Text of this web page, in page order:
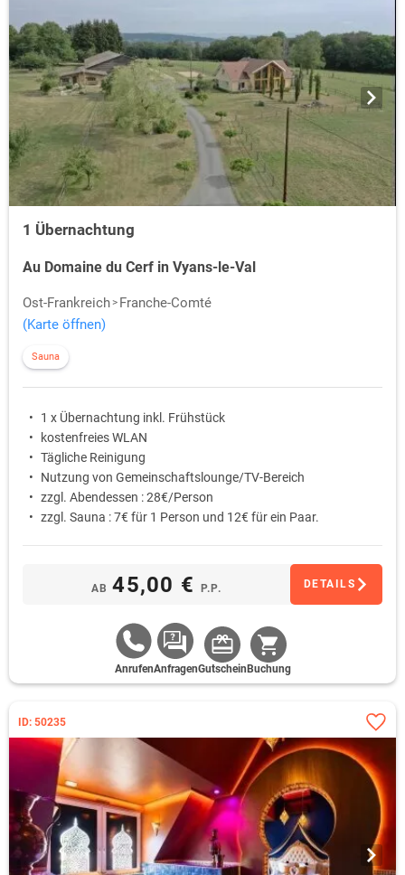
1 Übernachtung
Au Domaine du Cerf in Vyans-le-Val
Ost-Frankreich
Franche-Comté
(Karte öffnen)
Sauna
1 x Übernachtung inkl. Frühstück
kostenfreies WLAN
Tägliche Reinigung
Nutzung von Gemeinschaftslounge/TV-Bereich
zzgl. Abendessen : 28€/Person
zzgl. Sauna : 7€ für 1 Person und 12€ für ein Paar.
AB 45,00 € P.P. DETAILS
AnrufenAnfragenGutschein Buchung
ID: 50235